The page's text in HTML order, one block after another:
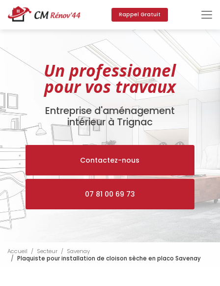
au
contenu
principal
Rappel Gratuit
Un professionnel
pour vos travaux
Entreprise d'aménagement
intérieur à Trignac
Contactez-nous
07 81 00 69 73
Accueil Secteur
Savenay
Plaquiste pour installation de cloison sèche en placo Savenay